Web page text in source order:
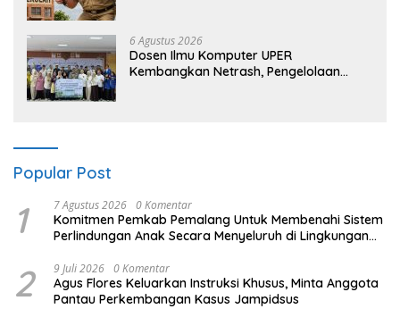
6 Agustus 2026
Dosen Ilmu Komputer UPER
Kembangkan Netrash, Pengelolaan
Popular Post
1 7 Agustus 2026 0 Komentar
Komitmen Pemkab Pemalang Untuk Membenahi Sistem
Perlindungan Anak Secara Menyeluruh di Lingkungan
2 9 Juli 2026 0 Komentar
Agus Flores Keluarkan Instruksi Khusus, Minta Anggota
Pantau Perkembangan Kasus Jampidsus